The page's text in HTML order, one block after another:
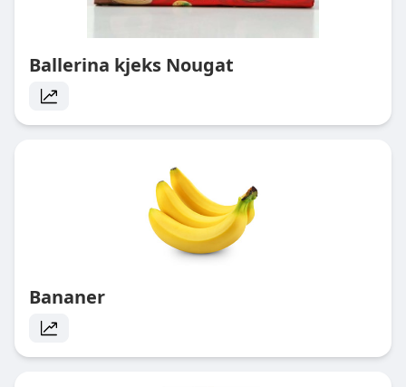
Ballerina kjeks Nougat
Bananer